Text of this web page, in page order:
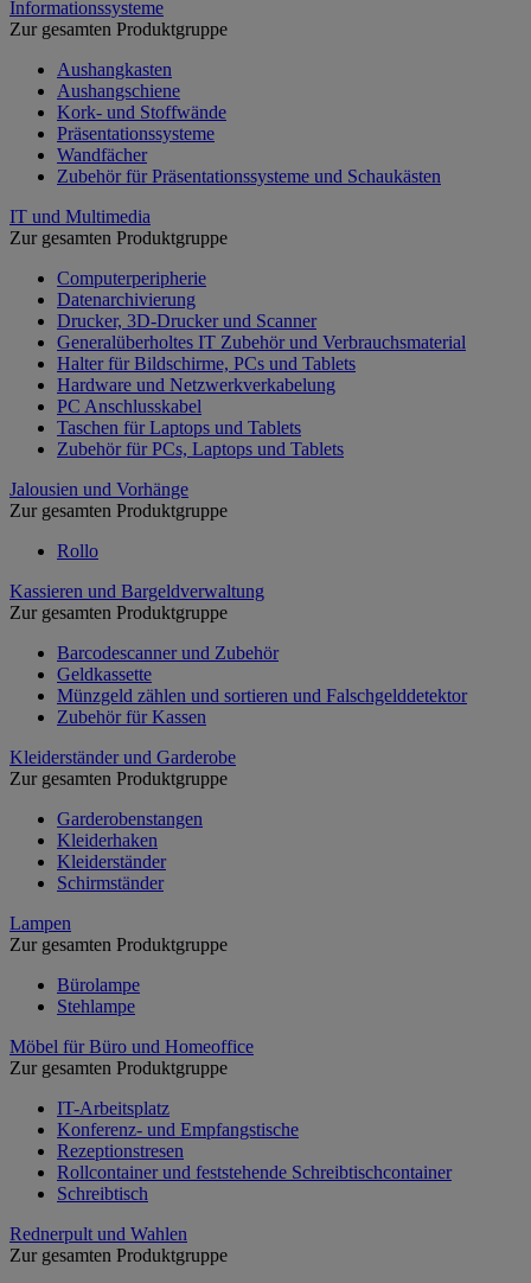
Informationssysteme
Zur gesamten Produktgruppe
Aushangkasten
Aushangschiene
Kork- und Stoffwände
Präsentationssysteme
Wandfächer
Zubehör für Präsentationssysteme und Schaukästen
IT und Multimedia
Zur gesamten Produktgruppe
Computerperipherie
Datenarchivierung
Drucker, 3D-Drucker und Scanner
Generalüberholtes IT Zubehör und Verbrauchsmaterial
Halter für Bildschirme, PCs und Tablets
Hardware und Netzwerkverkabelung
PC Anschlusskabel
Taschen für Laptops und Tablets
Zubehör für PCs, Laptops und Tablets
Jalousien und Vorhänge
Zur gesamten Produktgruppe
Rollo
Kassieren und Bargeldverwaltung
Zur gesamten Produktgruppe
Barcodescanner und Zubehör
Geldkassette
Münzgeld zählen und sortieren und Falschgelddetektor
Zubehör für Kassen
Kleiderständer und Garderobe
Zur gesamten Produktgruppe
Garderobenstangen
Kleiderhaken
Kleiderständer
Schirmständer
Lampen
Zur gesamten Produktgruppe
Bürolampe
Stehlampe
Möbel für Büro und Homeoffice
Zur gesamten Produktgruppe
IT-Arbeitsplatz
Konferenz- und Empfangstische
Rezeptionstresen
Rollcontainer und feststehende Schreibtischcontainer
Schreibtisch
Rednerpult und Wahlen
Zur gesamten Produktgruppe